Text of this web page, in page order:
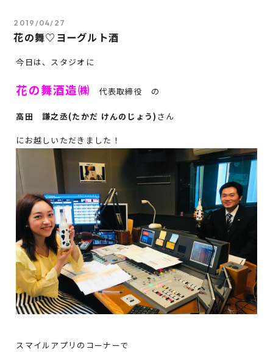
2019/04/27
花の舞♡ヨーグルト酒
今日は、スタジオに
花の舞酒造㈱ 代表取締役 の
高田 謙之丞(たかだ けんのじょう) さん
にお越しいただきました！
スマイルアプリのコーナーで